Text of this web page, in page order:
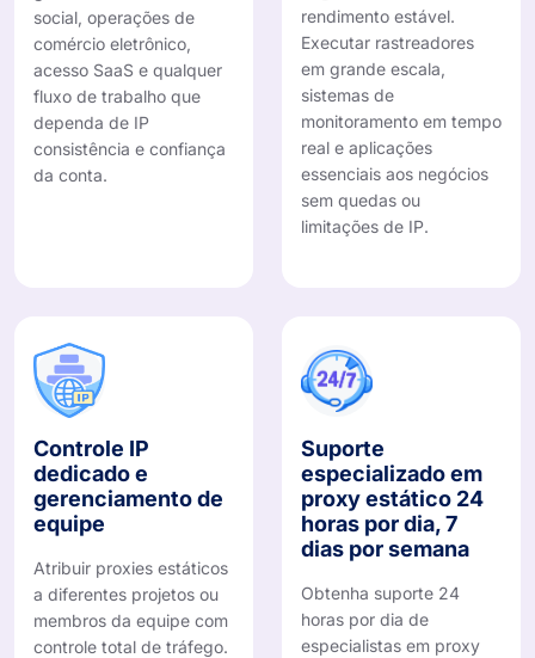
social, operações de
comércio eletrônico,
acesso SaaS e qualquer
fluxo de trabalho que
dependa de IP
consistência e confiança
da conta.
rendimento estável.
Executar rastreadores
em grande escala,
sistemas de
monitoramento em tempo
real e aplicações
essenciais aos negócios
sem quedas ou
limitações de IP.
Controle IP
dedicado e
gerenciamento de
equipe
Atribuir proxies estáticos
a diferentes projetos ou
membros da equipe com
controle total de tráfego.
Suporte
especializado em
proxy estático 24
horas por dia, 7
dias por semana
Obtenha suporte 24
horas por dia de
especialistas em proxy